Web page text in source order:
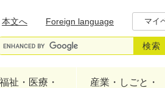
本文へ
Foreign language マイ
福祉・医療・
産業・しごと・